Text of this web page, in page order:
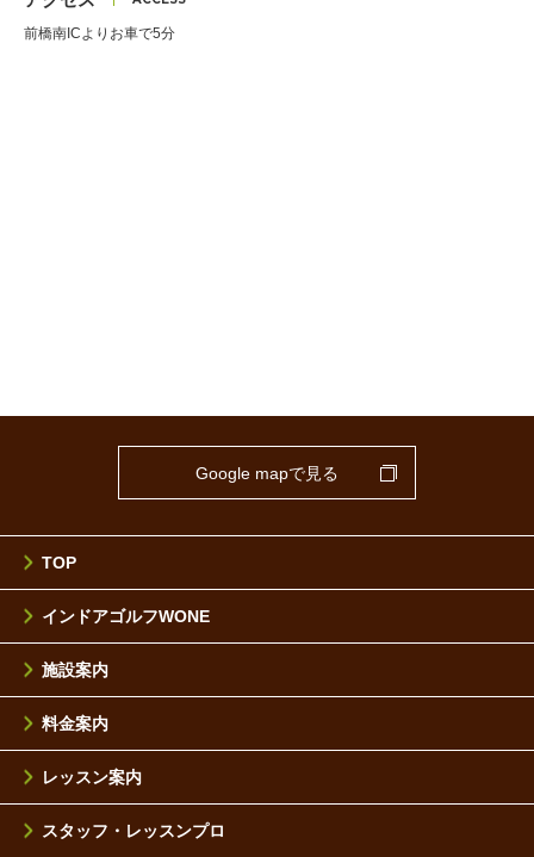
前橋南ICよりお車で5分
Google mapで見る
TOP
インドアゴルフWONE
施設案内
料金案内
レッスン案内
スタッフ・レッスンプロ